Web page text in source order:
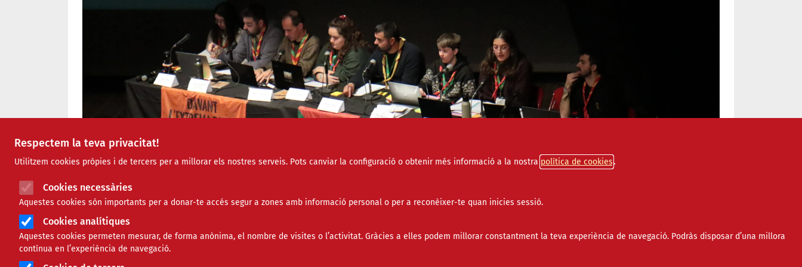
Respectem la teva privacitat!
Utilitzem cookies pròpies i de tercers per a millorar els nostres serveis. Pots canviar la configuració o obtenir més informació a la nostra política de cookies
Cookies necessàries
Aquestes cookies són importants per a donar-te accés segur a zones amb informació personal o per a reconèixer-te quan inicies sessió.
Cookies analítiques
Aquestes cookies permeten mesurar, de forma anònima, el nombre de visites o l’activitat. Gràcies a elles podem millorar constantment la teva experiència de navegació. Podràs disposar d’una millora
contínua en l’experiència de navegació.